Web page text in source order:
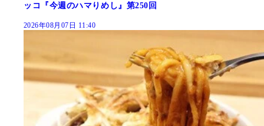
ッコ『今週のハマりめし』第250回
2026年08月07日 11:40